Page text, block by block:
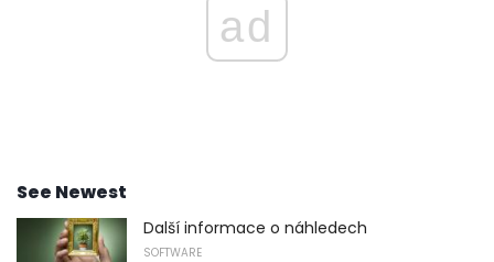
ad
See Newest
Další informace o náhledech
SOFTWARE